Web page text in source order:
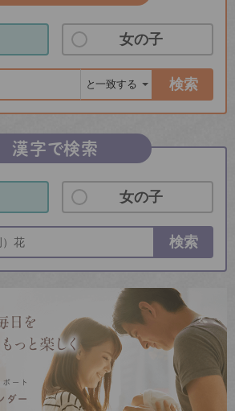
女の子
検索
漢字で検索
女の子
検索